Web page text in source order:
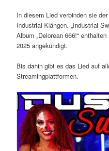
In diesem Lied verbinden sie
Industrial-Klängen. „Industrial
Album „Delorean 666!“
2025 angekündigt.
Bis dahin gibt es das Lied auf
Streamingplattformen.